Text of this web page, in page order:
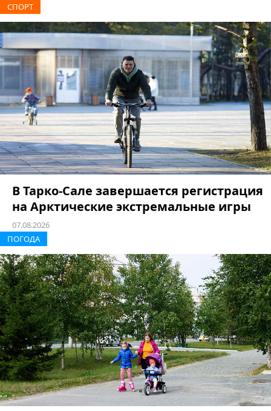
СПОРТ
В Тарко-Сале завершается регистрация
на Арктические экстремальные игры
07.08.2026
ПОГОДА